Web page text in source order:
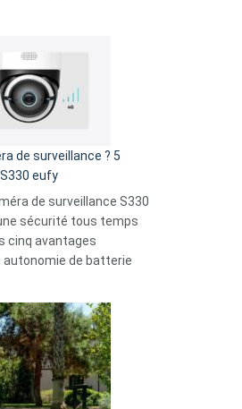
record
fuite
de surveillance ? 5
eufy
de surveillance S330
sécurité tous temps
cinq avantages
de batterie